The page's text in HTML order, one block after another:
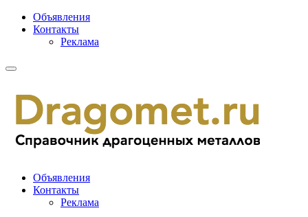
Объявления
Контакты
Реклама
Объявления
Контакты
Реклама